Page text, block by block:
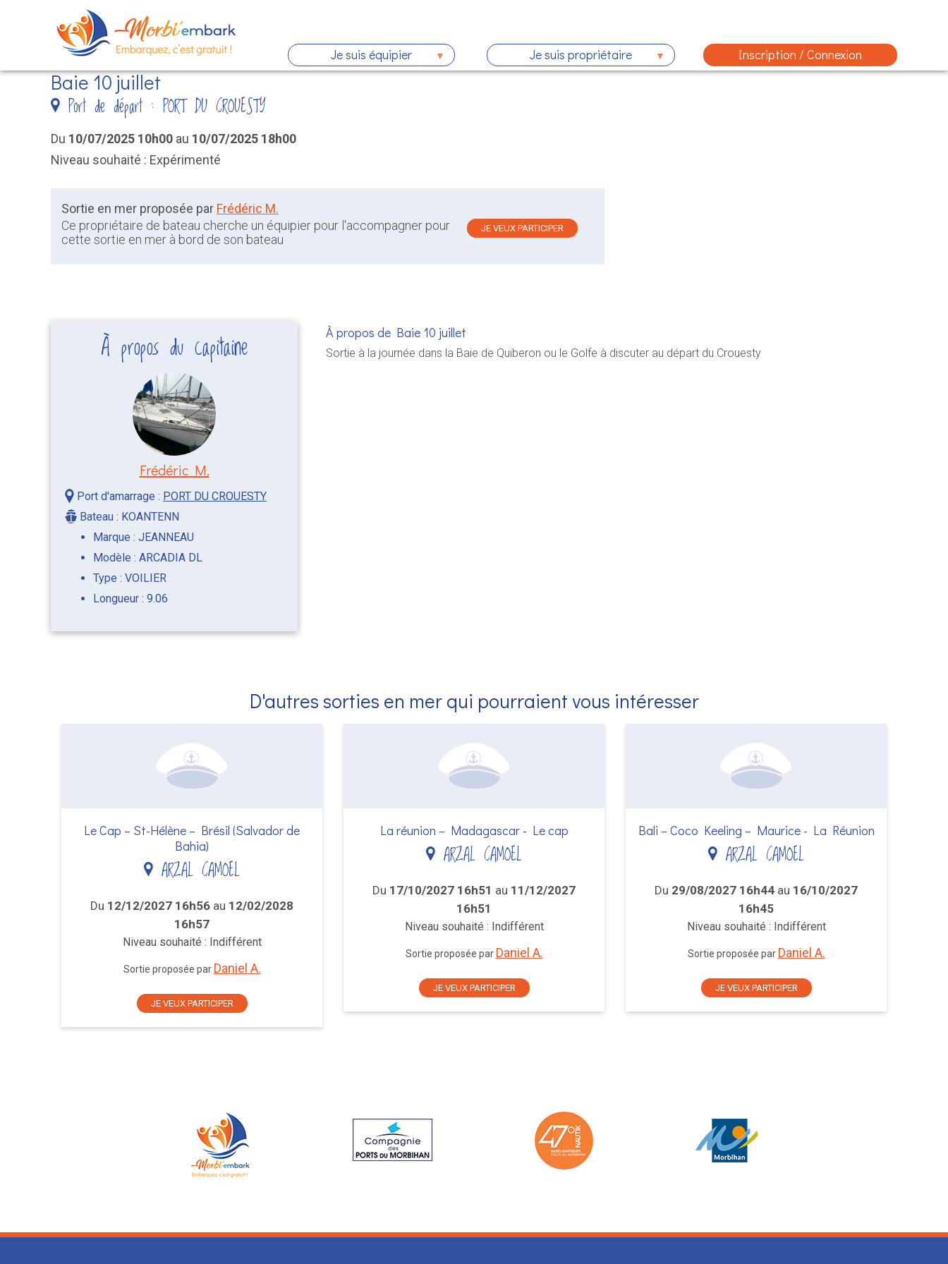
Je suis équipier Je suis propriétaire Inscription / Connexion
Baie 10 juillet
Port de départ : PORT DU CROUESTY
Du 10/07/2025 10h00 au 10/07/2025 18h00
Niveau souhaité : Expérimenté
Sortie en mer proposée par Frédéric M.
Ce propriétaire de bateau cherche un équipier pour l'accompagner pour
cette sortie en mer à bord de son bateau
JE VEUX PARTICIPER
À propos du capitaine
Frédéric M.
Port d'amarrage : PORT DU CROUESTY
Bateau : KOANTENN
Marque : JEANNEAU
Modèle : ARCADIA DL
Type : VOILIER
Longueur : 9.06
À propos de Baie 10 juillet
Sortie à la journée dans la Baie de Quiberon ou le Golfe à discuter au départ du Crouesty
D'autres sorties en mer qui pourraient vous intéresser
Le Cap – St-Hélène – Brésil (Salvador de
Bahia)
ARZAL CAMOEL
Du 12/12/2027 16h56 au 12/02/2028
16h57
Niveau souhaité : Indifférent
Sortie proposée par Daniel A.
JE VEUX PARTICIPER
La réunion – Madagascar - Le cap
ARZAL CAMOEL
Du 17/10/2027 16h51 au 11/12/2027
16h51
Niveau souhaité : Indifférent
Sortie proposée par Daniel A.
JE VEUX PARTICIPER
Bali – Coco Keeling – Maurice - La Réunion
ARZAL CAMOEL
Du 29/08/2027 16h44 au 16/10/2027
16h45
Niveau souhaité : Indifférent
Sortie proposée par Daniel A.
JE VEUX PARTICIPER
Panneau de gestion des cookies